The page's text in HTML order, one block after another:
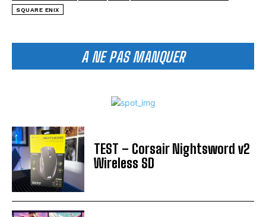
A NE PAS MANQUER
TEST – Corsair Nightsword v2
Wireless SD
SQUARE ENIX